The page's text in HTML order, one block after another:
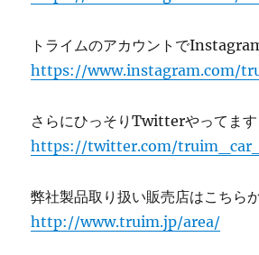
トライムのアカウントで
https://www.instagram.com/
さらにひっそりTwitterやってます
https://twitter.com/
弊社製品取り扱い販売店はこちら
http://www.truim.jp/area/